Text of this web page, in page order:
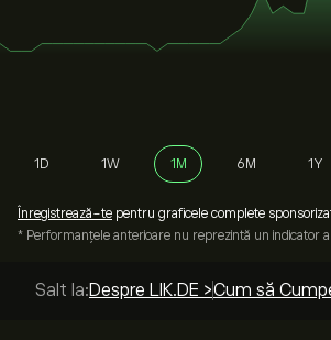
1D 1W 1M 6M 1Y
Înregistrează-te pentru graficele complete
* Performanțele anterioare nu reprezintă un indicator
Salt la:Despre LIK.DE >Cum să